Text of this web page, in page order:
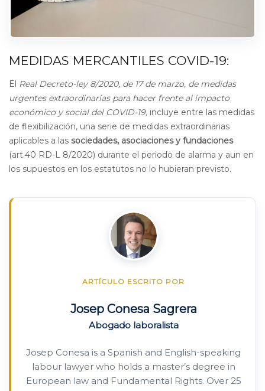
MEDIDAS MERCANTILES COVID-19:
El Real Decreto-ley 8/2020, de 17 de marzo, de medidas
urgentes extraordinarias para hacer frente al impacto
económico y social del COVID-19, incluye entre las medidas
de flexibilización, una serie de medidas extraordinarias
aplicables a las sociedades, asociaciones y fundaciones
(art.40 RD-L 8/2020) durante el periodo de alarma y aun en
los supuestos en los estatutos no lo hubieran previsto.
ARTÍCULO ESCRITO POR
Josep Conesa Sagrera
Abogado laboralista
Josep Conesa is a Spanish and English-speaking
labour lawyer who holds a master’s degree in
European law and Fundamental Rights. Over 25